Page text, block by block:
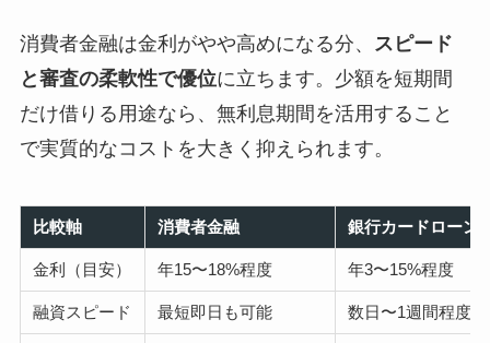
消費者金融は金利がやや高めになる分、
スピード
と審査の柔軟性で優位に立ちます。少額を短期間
だけ借りる用途なら、無利息期間を活用すること
で実質的なコストを大きく抑えられます。
比較軸 消費者金融 銀行カードローン
金利（目安） 年15〜18%程度 年3〜15%程度
融資スピード 最短即日も可能 数日〜1週間程度